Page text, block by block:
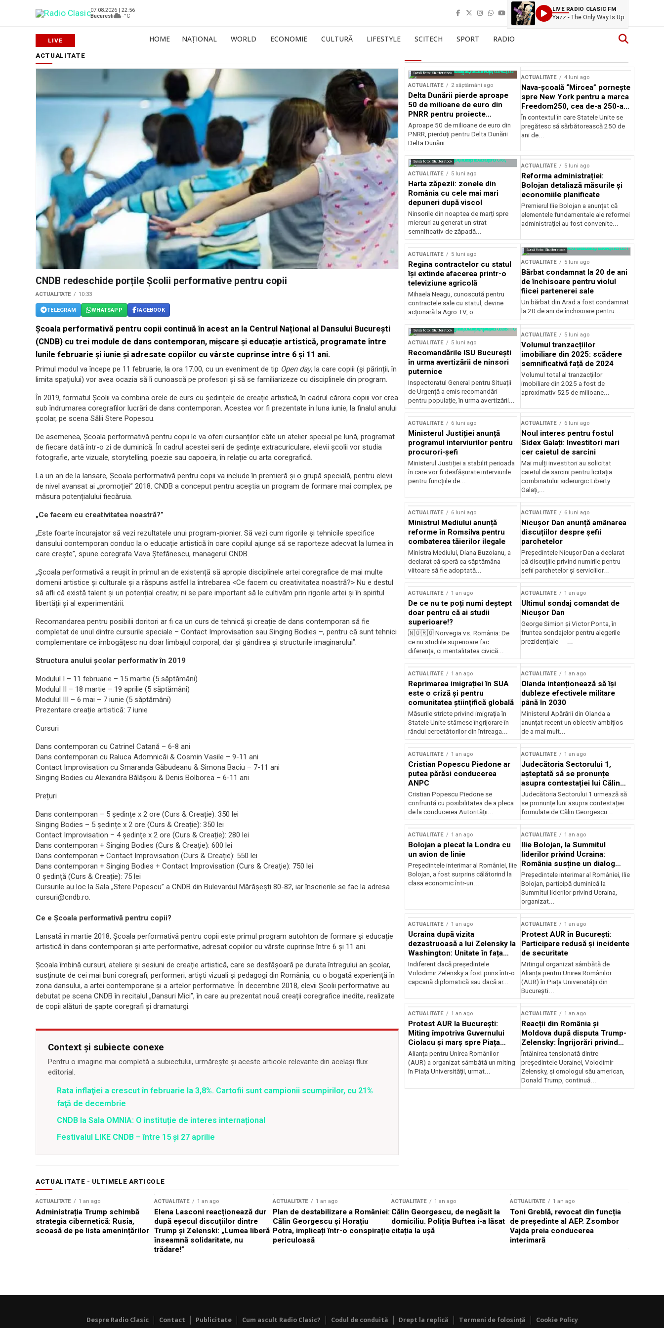
07.08.2026 | 22:56
Bucuresti
--°C
LIVE RADIO CLASIC FM
Yazz - The Only Way Is Up
HOME NAȚIONAL WORLD ECONOMIE CULTURĂ LIFESTYLE SCITECH SPORT RADIO
ACTUALITATE
CNDB redeschide porțile Școlii performative pentru copii
ACTUALITATE 10:33
TELEGRAM WHATSAPP FACEBOOK
Școala performativă pentru copii continuă în acest an la Centrul Național al Dansului București
(CNDB) cu trei module de dans contemporan, mișcare și educație artistică, programate între
lunile februarie și iunie și adresate copiilor cu vârste cuprinse între 6 și 11 ani.
Primul modul va începe pe 11 februarie, la ora 17.00, cu un eveniment de tip Open day, la care copiii (și părinții, în
limita spațiului) vor avea ocazia să îi cunoască pe profesori și să se familiarizeze cu disciplinele din program.
În 2019, formatul Școlii va combina orele de curs cu ședințele de creație artistică, în cadrul cărora copiii vor crea
sub îndrumarea coregrafilor lucrări de dans contemporan. Acestea vor fi prezentate în luna iunie, la finalul anului
școlar, pe scena Sălii Stere Popescu.
De asemenea, Școala performativă pentru copii le va oferi cursanților câte un atelier special pe lună, programat
de fiecare dată într-o zi de duminică. În cadrul acestei serii de ședințe extracuriculare, elevii școlii vor studia
fotografie, arte vizuale, storytelling, poezie sau capoeira, în relație cu arta coregrafică.
La un an de la lansare, Școala performativă pentru copii va include în premieră și o grupă specială, pentru elevii
de nivel avansat ai „promoției” 2018. CNDB a conceput pentru aceștia un program de formare mai complex, pe
măsura potențialului fiecăruia.
„Ce facem cu creativitatea noastră?”
„Este foarte încurajator să vezi rezultatele unui program-pionier. Să vezi cum rigorile și tehnicile specifice
dansului contemporan conduc la o educație artistică în care copilul ajunge să se raporteze adecvat la lumea în
care crește”, spune coregrafa Vava Ștefănescu, managerul CNDB.
„Școala performativă a reușit în primul an de existență să apropie disciplinele artei coregrafice de mai multe
domenii artistice și culturale și a răspuns astfel la întrebarea <Ce facem cu creativitatea noastră?> Nu e destul
să afli că există talent și un potențial creativ; ni se pare important să le cultivăm prin rigorile artei și în spiritul
libertății și al experimentării.
Recomandarea pentru posibilii doritori ar fi ca un curs de tehnică și creație de dans contemporan să fie
completat de unul dintre cursurile speciale – Contact Improvisation sau Singing Bodies –, pentru că sunt tehnici
complementare ce îmbogățesc nu doar limbajul corporal, dar și gândirea și structurile imaginarului”.
Structura anului școlar performativ în 2019
Modulul I – 11 februarie – 15 martie (5 săptămâni)
Modulul II – 18 martie – 19 aprilie (5 săptămâni)
Modulul III – 6 mai – 7 iunie (5 săptămâni)
Prezentare creație artistică: 7 iunie
Cursuri
Dans contemporan cu Catrinel Catană – 6-8 ani
Dans contemporan cu Raluca Adomnicăi & Cosmin Vasile – 9-11 ani
Contact Improvisation cu Smaranda Găbudeanu & Simona Baciu – 7-11 ani
Singing Bodies cu Alexandra Bălășoiu & Denis Bolborea – 6-11 ani
Prețuri
Dans contemporan – 5 ședințe x 2 ore (Curs & Creație): 350 lei
Singing Bodies – 5 ședințe x 2 ore (Curs & Creație): 350 lei
Contact Improvisation – 4 ședințe x 2 ore (Curs & Creație): 280 lei
Dans contemporan + Singing Bodies (Curs & Creație): 600 lei
Dans contemporan + Contact Improvisation (Curs & Creație): 550 lei
Dans contemporan + Singing Bodies + Contact Improvisation (Curs & Creație): 750 lei
O ședință (Curs & Creație): 75 lei
Cursurile au loc la Sala „Stere Popescu” a CNDB din Bulevardul Mărășești 80-82, iar înscrierile se fac la adresa
cursuri@cndb.ro.
Ce e Școala performativă pentru copii?
Lansată în martie 2018, Școala performativă pentru copii este primul program autohton de formare și educație
artistică în dans contemporan și arte performative, adresat copiilor cu vârste cuprinse între 6 și 11 ani.
Școala îmbină cursuri, ateliere și sesiuni de creație artistică, care se desfășoară pe durata întregului an școlar,
susținute de cei mai buni coregrafi, performeri, artiști vizuali și pedagogi din România, cu o bogată experiență în
zona dansului, a artei contemporane și a artelor performative. În decembrie 2018, elevii Școlii performative au
debutat pe scena CNDB în recitalul „Dansuri Mici”, în care au prezentat nouă creații coregrafice inedite, realizate
de copii alături de șapte coregrafi și dramaturgi.
Context și subiecte conexe
Pentru o imagine mai completă a subiectului, urmărește și aceste articole relevante din același flux
editorial.
Rata inflaţiei a crescut în februarie la 3,8%. Cartofii sunt campionii scumpirilor, cu 21%
faţă de decembrie
CNDB la Sala OMNIA: O instituție de interes internațional
Festivalul LIKE CNDB – între 15 și 27 aprilie
Sursă foto: Shutterstock
ACTUALITATE 2 săptămâni ago
Delta Dunării pierde aproape
50 de milioane de euro din
PNRR pentru proiecte
esențiale
Aproape 50 de milioane de euro din
PNRR, pierduți pentru Delta Dunării
Delta Dunării...
ACTUALITATE 4 luni ago
Nava-școală “Mircea” pornește
spre New York pentru a marca
Freedom250, cea de-a 250-a
aniversare a Statelor Unite
În contextul în care Statele Unite se
pregătesc să sărbătorească 250 de
ani de...
Sursă foto: Shutterstock
ACTUALITATE 5 luni ago
Harta zăpezii: zonele din
România cu cele mai mari
depuneri după viscol
Ninsorile din noaptea de marți spre
miercuri au generat un strat
semnificativ de zăpadă...
ACTUALITATE 5 luni ago
Reforma administrației:
Bolojan detaliază măsurile și
economiile planificate
Premierul Ilie Bolojan a anunțat că
elementele fundamentale ale reformei
administrației au fost convenite...
ACTUALITATE 5 luni ago
Regina contractelor cu statul
își extinde afacerea printr-o
televiziune agricolă
Mihaela Neagu, cunoscută pentru
contractele sale cu statul, devine
acționară la Agro TV, o...
Sursă foto: Shutterstock
ACTUALITATE 5 luni ago
Bărbat condamnat la 20 de ani
de închisoare pentru violul
fiicei partenerei sale
Un bărbat din Arad a fost condamnat
la 20 de ani de închisoare pentru...
Sursă foto: Shutterstock
ACTUALITATE 5 luni ago
Recomandările ISU București
în urma avertizării de ninsori
puternice
Inspectoratul General pentru Situații
de Urgență a emis recomandări
pentru populație, în urma avertizării...
ACTUALITATE 5 luni ago
Volumul tranzacțiilor
imobiliare din 2025: scădere
semnificativă față de 2024
Volumul total al tranzacțiilor
imobiliare din 2025 a fost de
aproximativ 525 de milioane...
ACTUALITATE 6 luni ago
Ministerul Justiției anunță
programul interviurilor pentru
procurori-șefi
Ministerul Justiției a stabilit perioada
în care vor fi desfășurate interviurile
pentru funcțiile de...
ACTUALITATE 6 luni ago
Noul interes pentru fostul
Sidex Galați: Investitori mari
cer caietul de sarcini
Mai mulți investitori au solicitat
caietul de sarcini pentru licitația
combinatului siderurgic Liberty
Galați,...
ACTUALITATE 6 luni ago
Ministrul Mediului anunță
reforme în Romsilva pentru
combaterea tăierilor ilegale
Ministra Mediului, Diana Buzoianu, a
declarat că speră ca săptămâna
viitoare să fie adoptată...
ACTUALITATE 6 luni ago
Nicușor Dan anunță amânarea
discuțiilor despre șefii
parchetelor
Președintele Nicușor Dan a declarat
că discuțiile privind numirile pentru
șefii parchetelor și serviciilor...
ACTUALITATE 1 an ago
De ce nu te poți numi deștept
doar pentru că ai studii
superioare!?
🇳🇴🇷🇴 Norvegia vs. România: De
ce nu studiile superioare fac
diferența, ci mentalitatea civică...
ACTUALITATE 1 an ago
Ultimul sondaj comandat de
Nicușor Dan
George Simion și Victor Ponta, în
fruntea sondajelor pentru alegerile
prezidențiale ...
ACTUALITATE 1 an ago
Reprimarea imigrației în SUA
este o criză și pentru
comunitatea științifică globală
Măsurile stricte privind imigrația în
Statele Unite stârnesc îngrijorare în
rândul cercetătorilor din întreaga...
ACTUALITATE 1 an ago
Olanda intenționează să își
dubleze efectivele militare
până în 2030
Ministerul Apărării din Olanda a
anunțat recent un obiectiv ambițios
de a mai mult...
ACTUALITATE 1 an ago
Cristian Popescu Piedone ar
putea părăsi conducerea
ANPC
Cristian Popescu Piedone se
confruntă cu posibilitatea de a pleca
de la conducerea Autorității...
ACTUALITATE 1 an ago
Judecătoria Sectorului 1,
așteptată să se pronunțe
asupra contestației lui Călin
Georgescu privind controlul
judiciar
Judecătoria Sectorului 1 urmează să
se pronunțe luni asupra contestației
formulate de Călin Georgescu...
ACTUALITATE 1 an ago
Bolojan a plecat la Londra cu
un avion de linie
Președintele interimar al României, Ilie
Bolojan, a fost surprins călătorind la
clasa economic într-un...
ACTUALITATE 1 an ago
Ilie Bolojan, la Summitul
liderilor privind Ucraina:
România susține un dialog
transatlantic pentru securitate
și stabilitate
Președintele interimar al României, Ilie
Bolojan, participă duminică la
Summitul liderilor privind Ucraina,
organizat...
ACTUALITATE 1 an ago
Ucraina după vizita
dezastruoasă a lui Zelensky la
Washington: Unitate în fața
incertitudinii
Indiferent dacă președintele
Volodimir Zelensky a fost prins într-o
capcană diplomatică sau dacă ar...
ACTUALITATE 1 an ago
Protest AUR în București:
Participare redusă și incidente
de securitate
Mitingul organizat sâmbătă de
Alianța pentru Unirea Românilor
(AUR) în Piața Universității din
București...
ACTUALITATE 1 an ago
Protest AUR la București:
Miting împotriva Guvernului
Ciolacu și marș spre Piața
Victoriei
Alianța pentru Unirea Românilor
(AUR) a organizat sâmbătă un miting
în Piața Universității, urmat...
ACTUALITATE 1 an ago
Reacții din România și
Moldova după disputa Trump-
Zelensky: Îngrijorări privind
securitatea regională
Întâlnirea tensionată dintre
președintele Ucrainei, Volodimir
Zelensky, și omologul său american,
Donald Trump, continuă...
ACTUALITATE - ULTIMELE ARTICOLE
ACTUALITATE 1 an ago
Administrația Trump schimbă
strategia cibernetică: Rusia,
scoasă de pe lista amenințărilor
ACTUALITATE 1 an ago
Elena Lasconi reacționează dur
după eșecul discuțiilor dintre
Trump și Zelenski: „Lumea liberă
înseamnă solidaritate, nu
trădare!”
ACTUALITATE 1 an ago
Plan de destabilizare a României:
Călin Georgescu și Horațiu
Potra, implicați într-o conspirație
periculoasă
ACTUALITATE 1 an ago
Călin Georgescu, de negăsit la
domiciliu. Poliția Buftea i-a lăsat
citația la ușă
ACTUALITATE 1 an ago
Toni Greblă, revocat din funcția
de președinte al AEP. Zsombor
Vajda preia conducerea
interimară
Despre Radio Clasic Contact Publicitate Cum ascult Radio Clasic? Codul de conduită Drept la replică Termeni de folosință Cookie Policy